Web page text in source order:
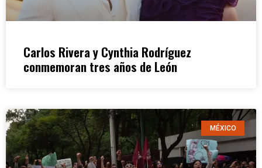
Carlos Rivera y Cynthia Rodríguez
conmemoran tres años de León
MÉXICO